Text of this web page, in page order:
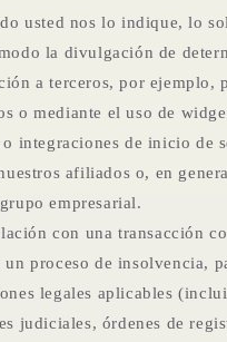
usted nos lo indique, lo
la divulgación de
a terceros, por ejemplo,
o mediante el uso de
o integraciones de inicio de
afiliados o, en
empresarial.
con una transacción
un proceso de insolvencia,
legales aplicables
judiciales, órdenes de